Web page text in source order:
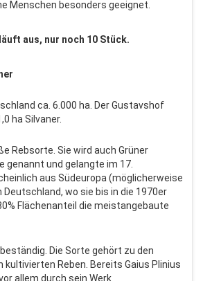
Menschen besonders geeignet.
aus, nur noch 10 Stück.
ca. 6.000 ha. Der Gustavshof
ha Silvaner.
Rebsorte. Sie wird auch Grüner
genannt und gelangte im 17.
aus Südeuropa (möglicherweise
Deutschland, wo sie bis in die 1970er
Flächenanteil die meistangebaute
Die Sorte gehört zu den
Reben. Bereits Gaius Plinius
allem durch sein Werk